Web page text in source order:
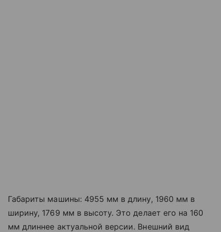
Габариты машины: 4955 мм в длину, 1960 мм в
ширину, 1769 мм в высоту. Это делает его на 160
мм длиннее актуальной версии. Внешний вид